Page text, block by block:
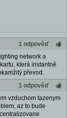
1 odpověď
network a
která instantně
převod.
1 odpověď
vzduchom tazenym
az to bude